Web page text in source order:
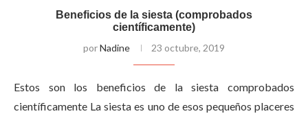
Beneficios de la siesta (comprobados
científicamente)
porNadine 23 octubre, 2019
Estos son los beneficios de la siesta comprobados
científicamente La siesta es uno de esos pequeños placeres